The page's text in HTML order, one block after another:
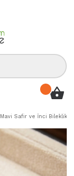
Mavi Safir ve İnci Bileklik -